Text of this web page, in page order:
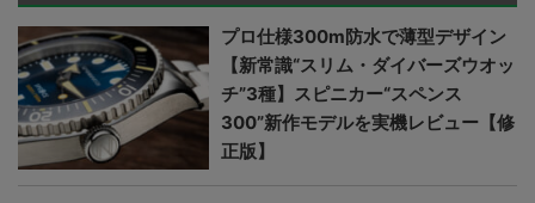
プロ仕様300m防水で薄型デザイン
【新常識“スリム・ダイバーズウオッ
チ”3種】スピニカー“スペンス
300”新作モデルを実機レビュー【修
正版】